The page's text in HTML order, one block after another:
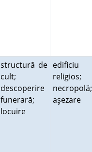
structură de
cult;
descoperire
funerară;
locuire
edificiu
religios;
necropolă;
aşezare